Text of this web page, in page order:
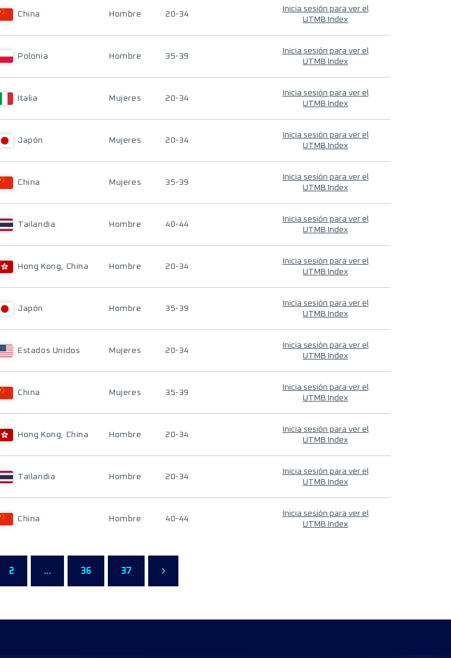
China Hombre 20-34
Inicia sesión para ver el
UTMB Index
Polonia Hombre 35-39
Inicia sesión para ver el
UTMB Index
Italia Mujeres 20-34
Inicia sesión para ver el
UTMB Index
Japón Mujeres 20-34
Inicia sesión para ver el
UTMB Index
China Mujeres 35-39
Inicia sesión para ver el
UTMB Index
Tailandia Hombre 40-44
Inicia sesión para ver el
UTMB Index
Hong Kong, China Hombre 20-34
Inicia sesión para ver el
UTMB Index
Japón Hombre 35-39
Inicia sesión para ver el
UTMB Index
Estados Unidos Mujeres 20-34
Inicia sesión para ver el
UTMB Index
China Mujeres 35-39
Inicia sesión para ver el
UTMB Index
Hong Kong, China Hombre 20-34
Inicia sesión para ver el
UTMB Index
Tailandia Hombre 20-34
Inicia sesión para ver el
UTMB Index
China Hombre 40-44
Inicia sesión para ver el
UTMB Index
2 ... 36 37